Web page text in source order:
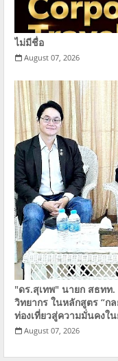
ไม่มีชื่อ
August 07, 2026
"ดร.สุเทพ" นายก​ ​สธทท
วิทยากร ในหลักสูตร​ “ก
ท่องเที่ยวสู่ความมั่นคงใ
August 07, 2026